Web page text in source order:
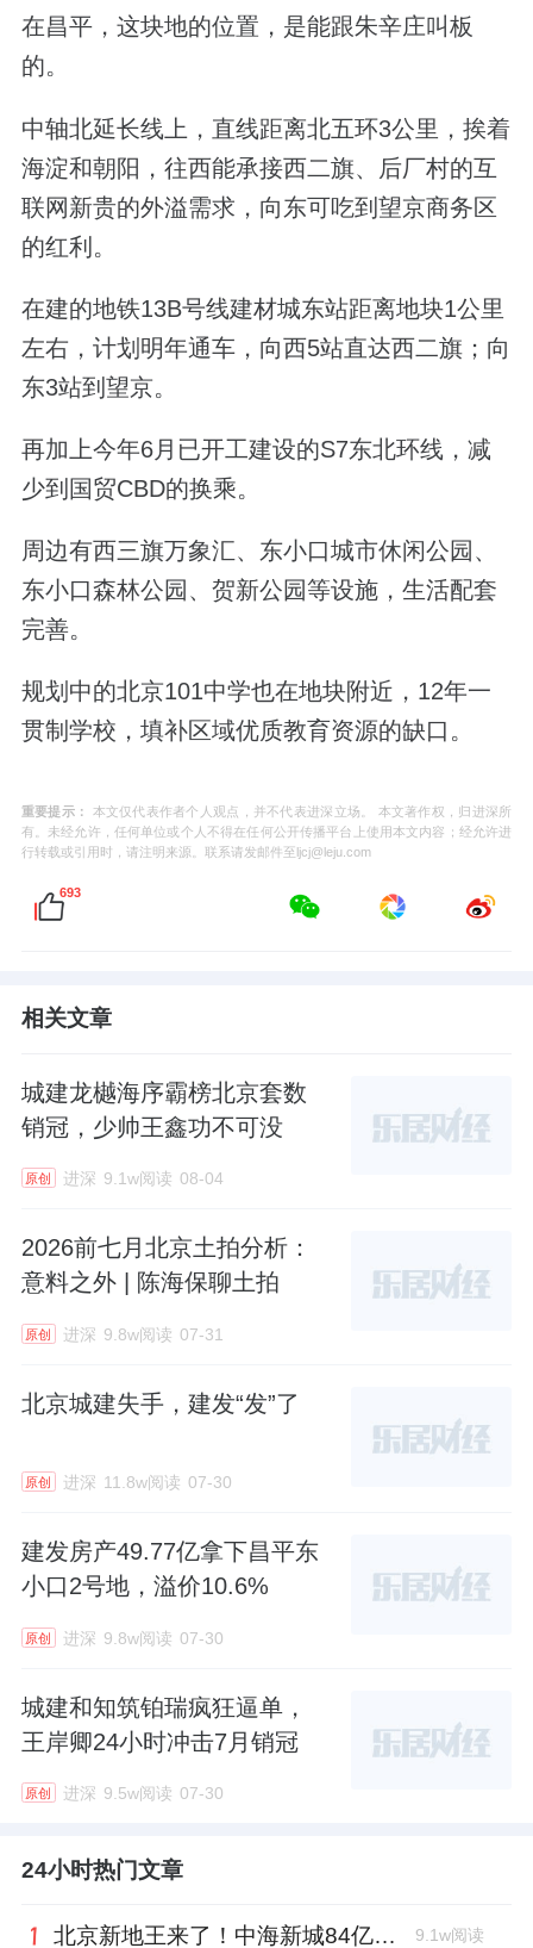
在昌平，这块地的位置，是能跟朱辛庄叫板
的。
中轴北延长线上，直线距离北五环3公里，挨着
海淀和朝阳，往西能承接西二旗、后厂村的互
联网新贵的外溢需求，向东可吃到望京商务区
的红利。
在建的地铁13B号线建材城东站距离地块1公里
左右，计划明年通车，向西5站直达西二旗；向
东3站到望京。
再加上今年6月已开工建设的S7东北环线，减
少到国贸CBD的换乘。
周边有西三旗万象汇、东小口城市休闲公园、
东小口森林公园、贺新公园等设施，生活配套
完善。
规划中的北京101中学也在地块附近，12年一
贯制学校，填补区域优质教育资源的缺口。
重要提示：
本文仅代表作者个人观点，并不代表进深立场。 本文著作权，归进深所
有。未经允许，任何单位或个人不得在任何公开传播平台上使用本文内容；经允许进
行转载或引用时，请注明来源。联系请发邮件至ljcj@leju.com
693
相关文章
城建龙樾海序霸榜北京套数
销冠，少帅王鑫功不可没
原创 进深 9.1w阅读 08-04
2026前七月北京土拍分析：
意料之外 | 陈海保聊土拍
原创 进深 9.8w阅读 07-31
北京城建失手，建发“发”了
原创 进深 11.8w阅读 07-30
建发房产49.77亿拿下昌平东
小口2号地，溢价10.6%
原创 进深 9.8w阅读 07-30
城建和知筑铂瑞疯狂逼单，
王岸卿24小时冲击7月销冠
原创 进深 9.5w阅读 07-30
24小时热门文章
北京新地王来了！中海新城84亿霸取广渠门，溢价超19% 9.1w阅读